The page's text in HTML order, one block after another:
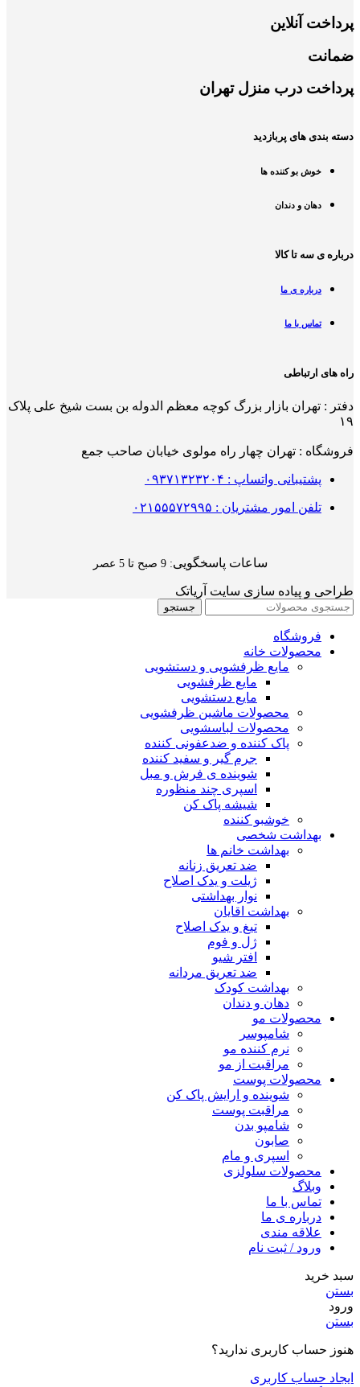
پرداخت آنلاین
ضمانت
پرداخت درب منزل تهران
دسته بندی های پربازدید
خوش بو کننده ها
دهان و دندان
درباره ی سه تا کالا
درباره ی ما
تماس با ما
راه های ارتباطی
دفتر : تهران بازار بزرگ کوچه معظم الدوله بن بست شیخ علی پلاک
۱۹
فروشگاه : تهران چهار راه مولوی خیابان صاحب جمع
پشتیبانی واتساپ : ۰۹۳۷۱۳۲۳۲۰۴
تلفن امور مشتریان : ۰۲۱۵۵۵۷۲۹۹۵
ساعات پاسخگویی: 9 صبح تا 5 عصر
طراحی و پیاده سازی سایت آریاتک
جستجو
فروشگاه
محصولات خانه
مایع ظرفشویی و دستشویی
مایع ظرفشویی
مایع دستشویی
محصولات ماشین ظرفشویی
محصولات لباسشویی
پاک کننده و ضدعفونی کننده
جرم گیر و سفید کننده
شوینده ی فرش و مبل
اسپری چند منظوره
شیشه پاک کن
خوشبو کننده
بهداشت شخصی
بهداشت خانم ها
ضد تعریق زنانه
ژیلت و یدک اصلاح
نوار بهداشتی
بهداشت اقایان
تیغ و یدک اصلاح
ژل و فوم
افتر شیو
ضد تعریق مردانه
بهداشت کودک
دهان و دندان
محصولات مو
شامپوسر
نرم کننده مو
مراقبت از مو
محصولات پوست
شوینده و ارایش پاک کن
مراقبت پوست
شامپو بدن
صابون
اسپری و مام
محصولات سلولزی
وبلاگ
تماس با ما
درباره ی ما
علاقه مندی
ورود / ثبت نام
سبد خرید
بستن
ورود
بستن
هنوز حساب کاربری ندارید؟
ایجاد حساب کاربری